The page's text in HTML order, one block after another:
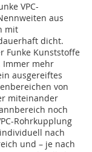
VPC-
aus
mit
dicht.
Funke Kunststoffe
Immer mehr
ausgereiftes
von
miteinander
noch
Rohrkupplung
nach
und – je nach